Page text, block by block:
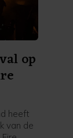
op
heeft
van de